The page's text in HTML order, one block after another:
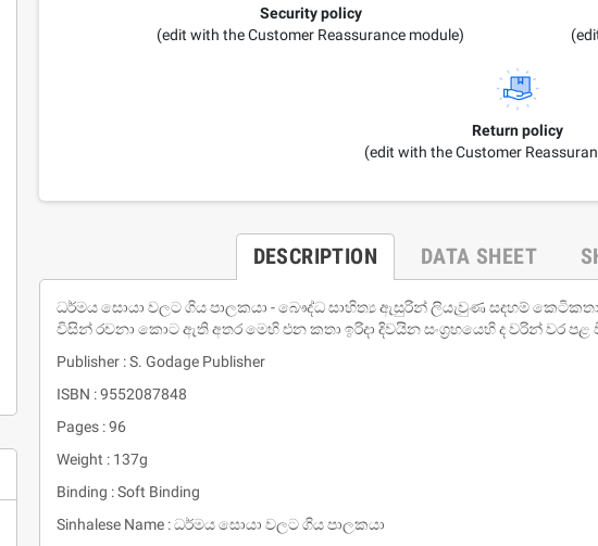
Security policy
(edit with the Customer Reassurance module)
Return policy
(edit with the Customer
DESCRIPTION DATA SHEET
ධර්මය සොයා වලට ගිය පාලකයා - බෞද්ධ සාහිත්‍ය ඇසුරින් ලියැවුණ සදහම්
විසින් රචනා කොට ඇති අතර මෙහි එන කතා ඉරිදා දිවයින සංග්‍රහයෙහි ද වරින් වර පළ
Publisher : S. Godage Publisher
ISBN : 9552087848
Pages : 96
Weight : 137g
Binding : Soft Binding
Sinhalese Name : ධර්මය සොයා වලට ගිය පාලකයා